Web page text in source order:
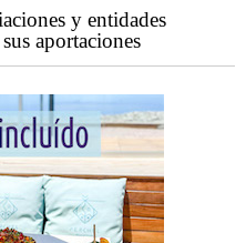
y entidades
aportaciones